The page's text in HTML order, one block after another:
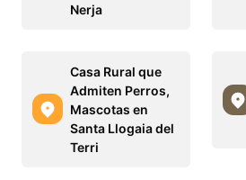
Nerja
Casa Rural que
Admiten Perros,
Mascotas en
Santa Llogaia del
Terri